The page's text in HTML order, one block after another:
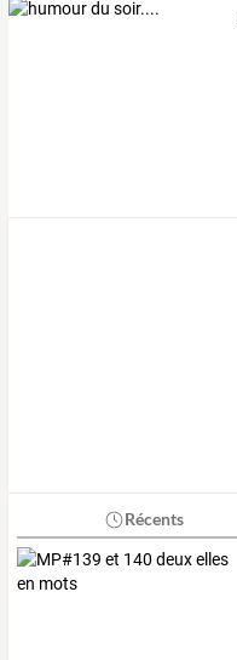
Récents